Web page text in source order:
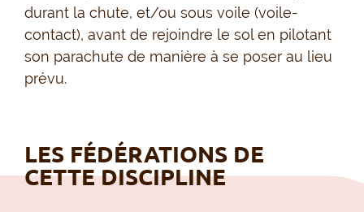
durant la chute, et/ou sous voile (voile-
contact), avant de rejoindre le sol en pilotant
son parachute de manière à se poser au lieu
prévu.
LES FÉDÉRATIONS DE
CETTE DISCIPLINE